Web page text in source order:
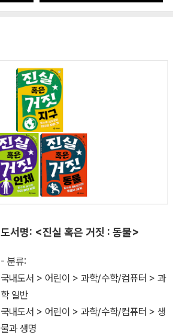
도서명: <진실 혹은 거짓 : 동물>
- 분류:
국내도서 > 어린이 > 과학/수학/컴퓨터 > 과
학 일반
국내도서 > 어린이 > 과학/수학/컴퓨터 > 생
물과 생명